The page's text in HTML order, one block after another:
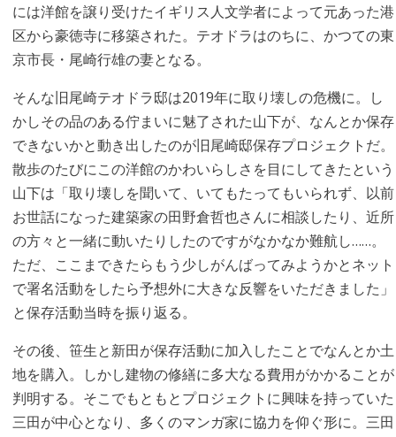
には洋館を譲り受けたイギリス人文学者によって元あった港
区から豪徳寺に移築された。テオドラはのちに、かつての東
京市長・尾崎行雄の妻となる。
そんな旧尾崎テオドラ邸は2019年に取り壊しの危機に。し
かしその品のある佇まいに魅了された山下が、なんとか保存
できないかと動き出したのが旧尾崎邸保存プロジェクトだ。
散歩のたびにこの洋館のかわいらしさを目にしてきたという
山下は「取り壊しを聞いて、いてもたってもいられず、以前
お世話になった建築家の田野倉哲也さんに相談したり、近所
の方々と一緒に動いたりしたのですがなかなか難航し……。
ただ、ここまできたらもう少しがんばってみようかとネット
で署名活動をしたら予想外に大きな反響をいただきました」
と保存活動当時を振り返る。
その後、笹生と新田が保存活動に加入したことでなんとか土
地を購入。しかし建物の修繕に多大なる費用がかかることが
判明する。そこでもともとプロジェクトに興味を持っていた
三田が中心となり、多くのマンガ家に協力を仰ぐ形に。三田